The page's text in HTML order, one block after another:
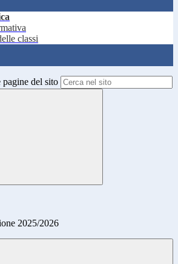
classi
del sito
2025/2026